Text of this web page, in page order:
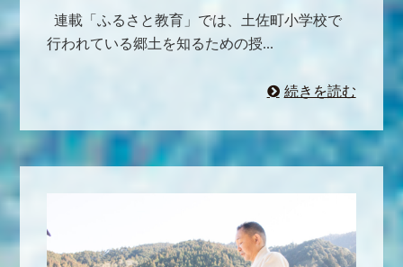
連載「ふるさと教育」では、土佐町小学校で
行われている郷土を知るための授...
続きを読む